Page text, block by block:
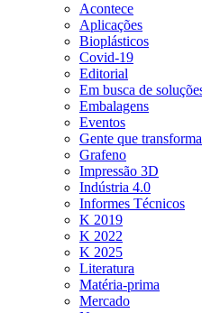
Acontece
Aplicações
Bioplásticos
Covid-19
Editorial
Em busca de
Embalagens
Eventos
Gente que transforma
Grafeno
Impressão 3D
Indústria 4.0
Informes Técnicos
K 2019
K 2022
K 2025
Literatura
Matéria-prima
Mercado